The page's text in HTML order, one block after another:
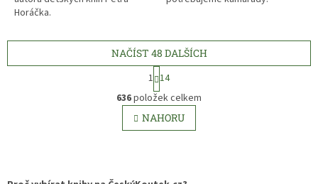
Horáčka.
O
v
l
á
NAČÍST 48 DALŠÍCH
S
t
r
á
n
k
n
1 14
636položek celkem
NAHORU